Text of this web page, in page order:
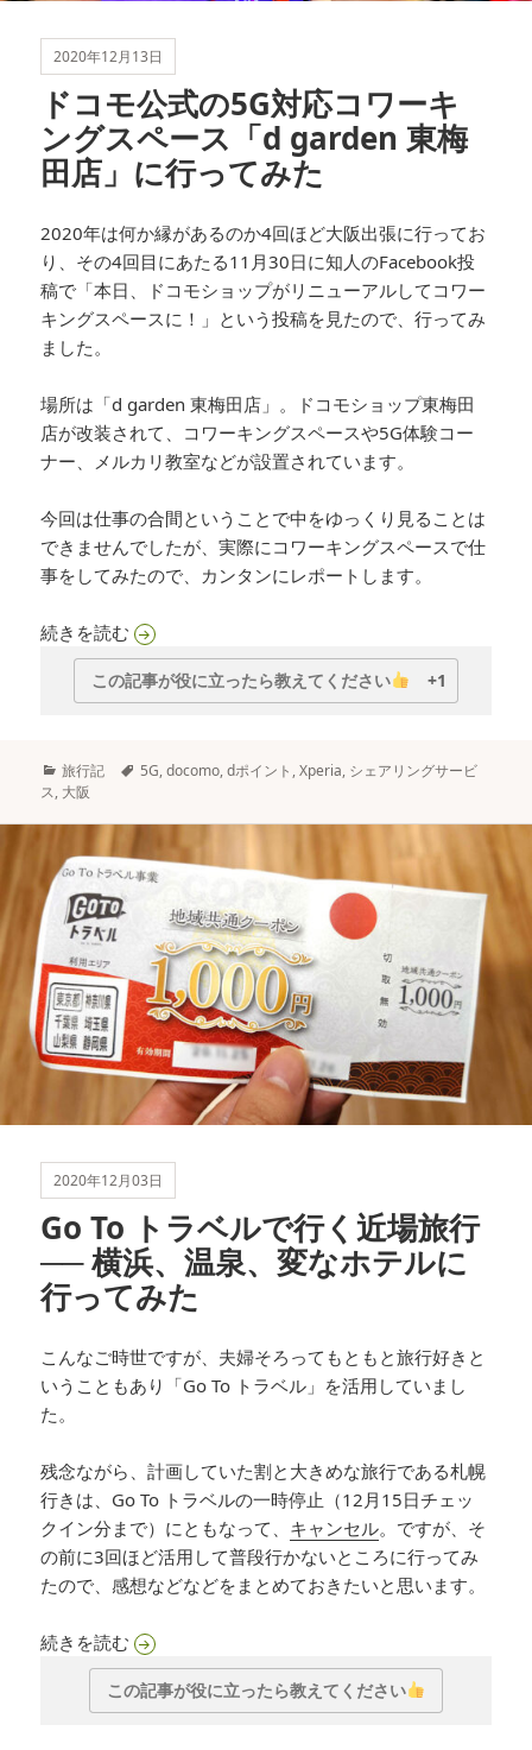
2020年12月13日
ドコモ公式の5G対応コワーキ
ングスペース「d garden 東梅
田店」に行ってみた
2020年は何か縁があるのか4回ほど大阪出張に行ってお
り、その4回目にあたる11月30日に知人のFacebook投
稿で「本日、ドコモショップがリニューアルしてコワー
キングスペースに！」という投稿を見たので、行ってみ
ました。
場所は「d garden 東梅田店」。ドコモショップ東梅田
店が改装されて、コワーキングスペースや5G体験コー
ナー、メルカリ教室などが設置されています。
今回は仕事の合間ということで中をゆっくり見ることは
できませんでしたが、実際にコワーキングスペースで仕
事をしてみたので、カンタンにレポートします。
続きを読むドコモ公式の5G対応コワーキングスペース「d
この記事が役に立ったら教えてください +1
カ
テ
ー
旅行記
タ
5G,docomo,dポイント ,Xperia, シェアリングサービ
ス, 大阪
2020年12月03日
Go To トラベルで行く近場旅行
── 横浜、温泉、変なホテルに
行ってみた
こんなご時世ですが、夫婦そろってもともと旅行好きと
いうこともあり「Go To トラベル」を活用していまし
た。
残念ながら、計画していた割と大きめな旅行である札幌
行きは、Go To トラベルの一時停止（12月15日チェッ
クイン分まで）にともなって、 キャンセル。ですが、そ
の前に3回ほど活用して普段行かないところに行ってみ
たので、感想などなどをまとめておきたいと思います。
続きを読むGo To トラベルで行く近場旅行 ── 横浜、温泉、
この記事が役に立ったら教えてください